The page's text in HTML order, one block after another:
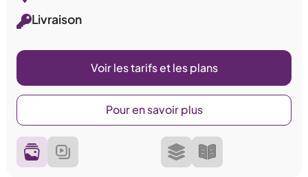
Livraison
Voir les tarifs et les plans
Pour en savoir plus